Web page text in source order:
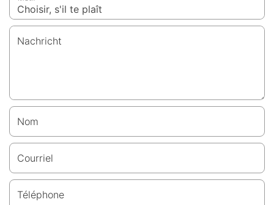
Nachricht
Nom
Courriel
Téléphone